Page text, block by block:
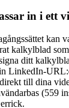
in i ett
kan
kalkylblad
ditt
LinkedIn-
till dina
(559